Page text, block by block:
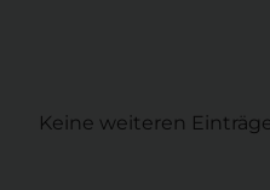
Keine weiteren